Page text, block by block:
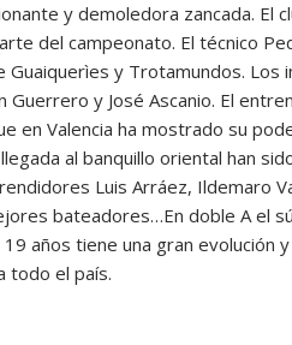
y demoledora zancada. El
del campeonato. El técnico
Guaiquerìes y Trotamundos.
y José Ascanio. El
en Valencia ha mostrado su
al banquillo oriental han
Luis Arráez, Ildemaro
bateadores…En doble A el
años tiene una gran
todo el país.